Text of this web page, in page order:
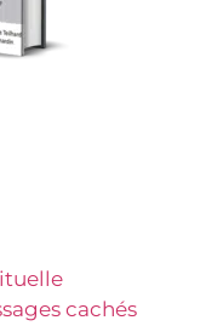
cachés